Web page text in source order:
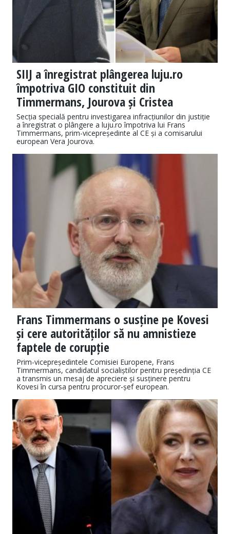
SIIJ a înregistrat plângerea luju.ro
împotriva GIO constituit din
Timmermans, Jourova și Cristea
Secția specială pentru investigarea infracțiunilor din justiție
a înregistrat o plângere a luju.ro împotriva lui Frans
Timmermans, prim-vicepreședinte al CE și a comisarului
european Vera Jourova.
Frans Timmermans o susține pe Kovesi
și cere autorităților să nu amnistieze
faptele de corupție
Prim-vicepreședintele Comisiei Europene, Frans
Timmermans, candidatul socialiștilor pentru președinția CE
a transmis un mesaj de apreciere și susținere pentru
Kovesi în cursa pentru procuror-șef european.